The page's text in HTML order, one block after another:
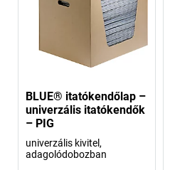
BLUE® itatókendőlap –
univerzális itatókendők
– PIG
univerzális kivitel,
adagolódobozban